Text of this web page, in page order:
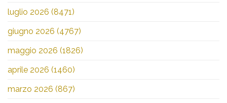
luglio 2026 (8471)
giugno 2026 (4767)
maggio 2026 (1826)
aprile 2026 (1460)
marzo 2026 (867)